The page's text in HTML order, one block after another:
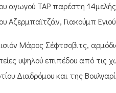
αγωγού TAP παρέστη
Γιακούμπ
Μάρος Σέφτσοβιτς,
υψηλού επιπέδου από τις
Διαδρόμου και της